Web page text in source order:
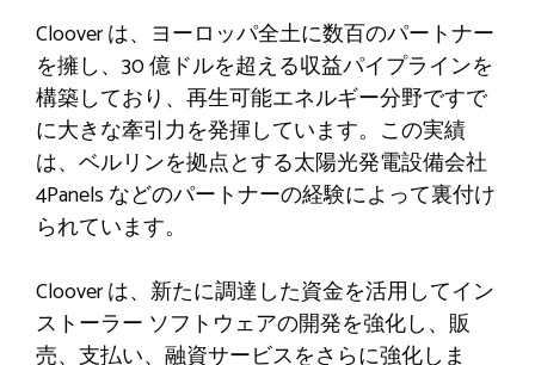
Cloover は、ヨーロッパ全土に数百のパートナー
を擁し、30 億ドルを超える収益パイプラインを
構築しており、再生可能エネルギー分野ですで
に大きな牽引力を発揮しています。この実績
は、ベルリンを拠点とする太陽光発電設備会社
4Panels などのパートナーの経験によって裏付け
られています。
Cloover は、新たに調達した資金を活用してイン
ストーラー ソフトウェアの開発を強化し、販
売、支払い、融資サービスをさらに強化しま